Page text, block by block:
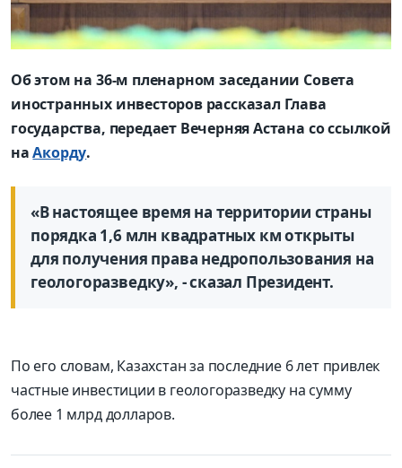
Об этом на 36-м пленарном заседании Совета
иностранных инвесторов рассказал Глава
государства, передает Вечерняя Астана со ссылкой
наАкорду.
«В настоящее время на территории страны
порядка 1,6 млн квадратных км открыты
для получения права недропользования на
геологоразведку», - сказал Президент.
По его словам, Казахстан за последние 6 лет привлек
частные инвестиции в геологоразведку на сумму
более 1 млрд долларов.